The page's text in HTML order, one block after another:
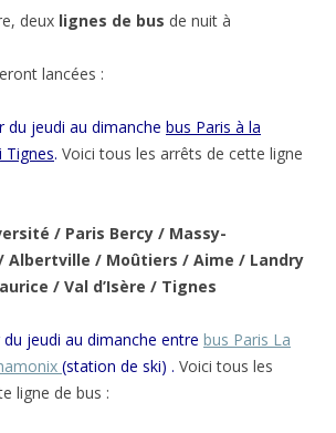
deux lignes de bus de nuit à
lancées :
du jeudi au dimanche bus Paris à la
Tignes. Voici tous les arrêts de cette ligne
/ Paris Bercy / Massy-
Albertville / Moûtiers / Aime / Landry
/ Val d’Isère / Tignes
jeudi au dimanche entre bus Paris La
(station de ski) . Voici tous les
ligne de bus :